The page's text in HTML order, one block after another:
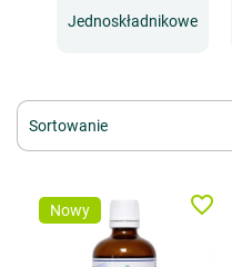
Jednoskładnikowe
Sortowanie
Nowy favorite_border